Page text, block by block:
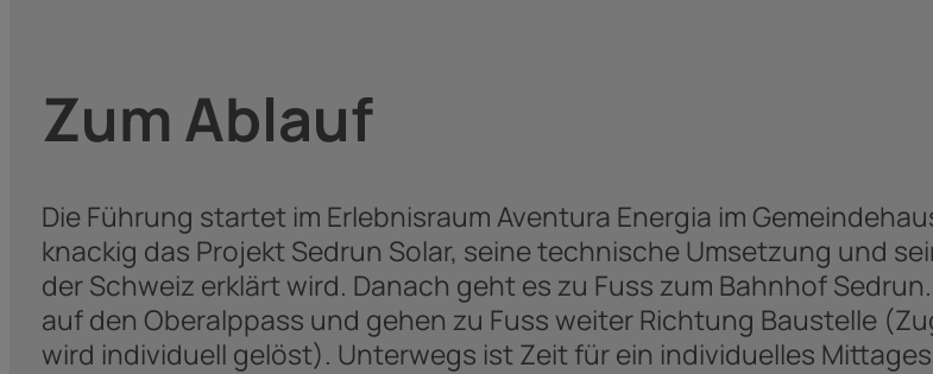
Zum Ablauf
Die Führung startet im Erlebnisraum Aventura Energia im
knackig das Projekt Sedrun Solar, seine technische Umsetzung und
der Schweiz erklärt wird. Danach geht es zu Fuss zum Bahnhof
auf den Oberalppass und gehen zu Fuss weiter Richtung Baustelle
wird individuell gelöst). Unterwegs ist Zeit für ein individuelles